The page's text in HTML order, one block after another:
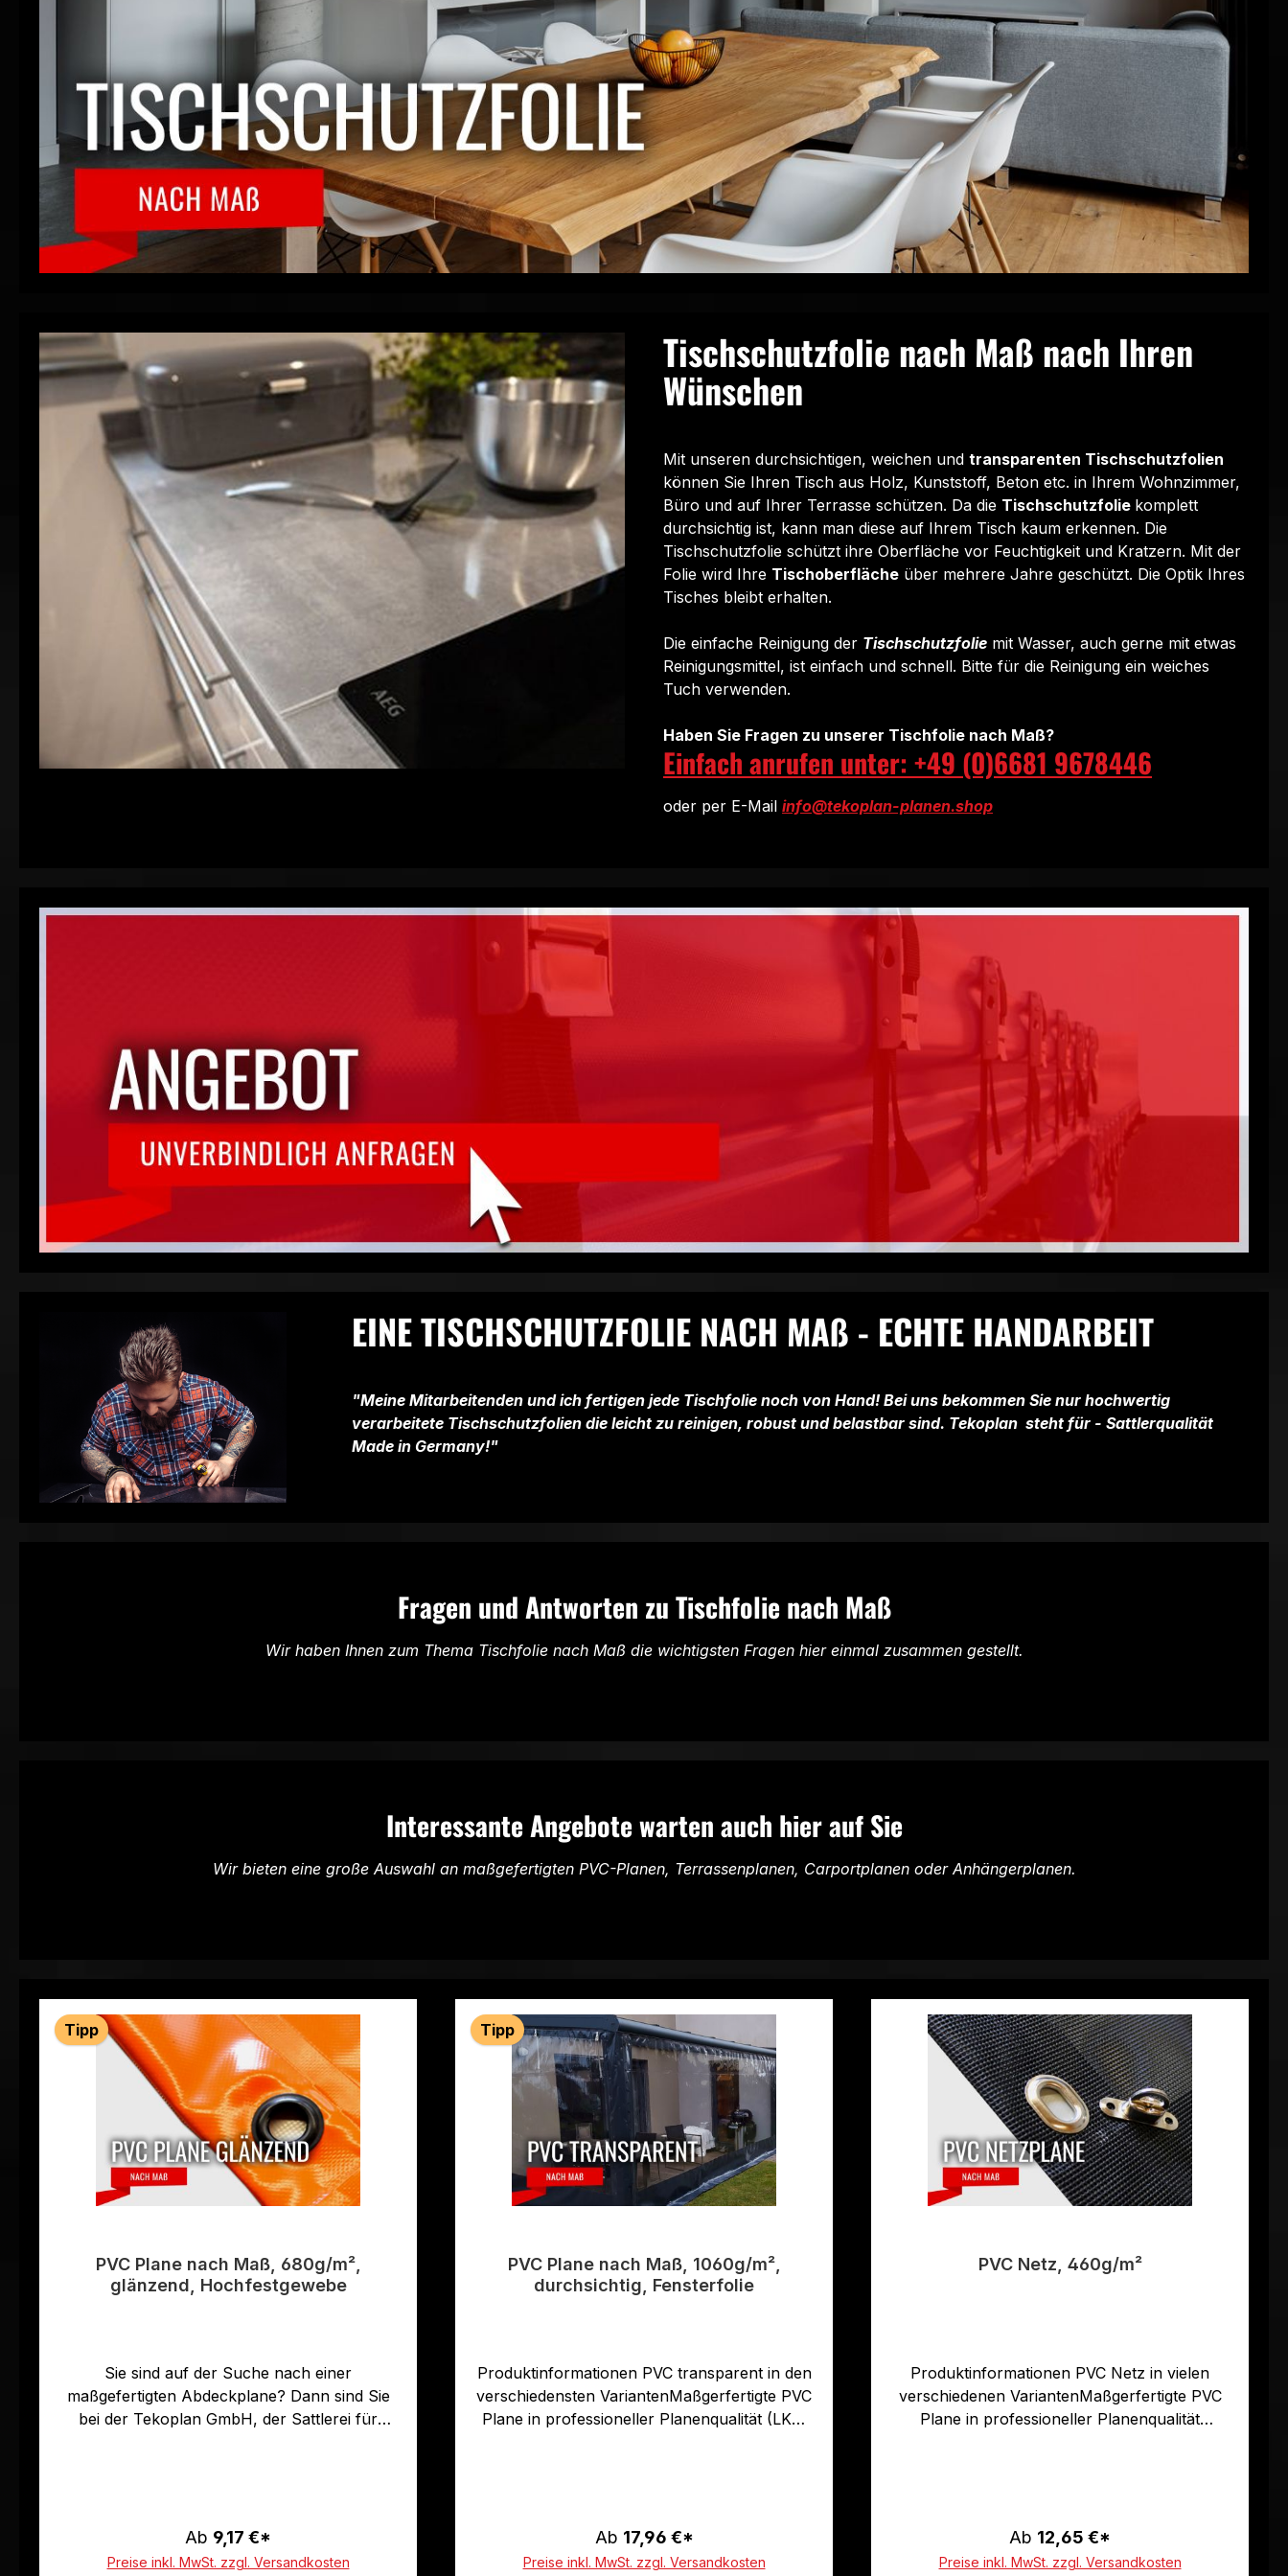
Tischschutzfolie nach Maß nach Ihren
Wünschen
Mit unseren durchsichtigen, weichen und transparenten Tischschutzfolien
können Sie Ihren Tisch aus Holz, Kunststoff, Beton etc. in Ihrem Wohnzimmer,
Büro und auf Ihrer Terrasse schützen. Da die Tischschutzfolie komplett
durchsichtig ist, kann man diese auf Ihrem Tisch kaum erkennen. Die
Tischschutzfolie schützt ihre Oberfläche vor Feuchtigkeit und Kratzern. Mit der
Folie wird Ihre Tischoberfläche über mehrere Jahre geschützt. Die Optik Ihres
Tisches bleibt erhalten.
Die einfache Reinigung der Tischschutzfolie mit Wasser, auch gerne mit etwas
Reinigungsmittel, ist einfach und schnell. Bitte für die Reinigung ein weiches
Tuch verwenden.
Haben Sie Fragen zu unserer Tischfolie nach Maß?
Einfach anrufen unter: +49 (0)6681 9678446
oder per E-Mail info@tekoplan-planen.shop
EINE TISCHSCHUTZFOLIE NACH MAß - ECHTE HANDARBEIT
"Meine Mitarbeitenden und ich fertigen jede Tischfolie noch von Hand! Bei uns bekommen Sie nur hochwertig
verarbeitete Tischschutzfolien die leicht zu reinigen, robust und belastbar sind. Tekoplan steht für - Sattlerqualität
Made in Germany!"
Fragen und Antworten zu Tischfolie nach Maß
Wir haben Ihnen zum Thema Tischfolie nach Maß die wichtigsten Fragen hier einmal zusammen gestellt.
Interessante Angebote warten auch hier auf Sie
Wir bieten eine große Auswahl an maßgefertigten PVC-Planen, Terrassenplanen, Carportplanen oder Anhängerplanen.
Tipp
PVC Plane nach Maß, 680g/m²,
glänzend, Hochfestgewebe
Sie sind auf der Suche nach einer
maßgefertigten Abdeckplane? Dann sind Sie
bei der Tekoplan GmbH, der Sattlerei für
Hochfestgewebe, wie es auch bei LKW Planen
eingesetzt wird. Dadurch sind die
Ab 9,17 €*
Preise inkl. MwSt. zzgl. Versandkosten
Tipp
PVC Plane nach Maß, 1060g/m²,
durchsichtig, Fensterfolie
Produktinformationen PVC transparent in den
verschiedensten VariantenMaßgerfertigte PVC
Plane in professioneller Planenqualität (LKW
7cm breit. Jede PVC Plane lässt sich bei uns
mit verzinkten Ösen oder auf Wunsch auch mit
Ab 17,96 €*
Preise inkl. MwSt. zzgl. Versandkosten
PVC Netz, 460g/m²
Produktinformationen PVC Netz in vielen
verschiedenen VariantenMaßgerfertigte PVC
Plane in professioneller Planenqualität
lässt sich bei uns mit verzinkten Ösen oder auf
Wunsch auch mit Edelstahlösen ausstatten. Die
Ab 12,65 €*
Preise inkl. MwSt. zzgl. Versandkosten